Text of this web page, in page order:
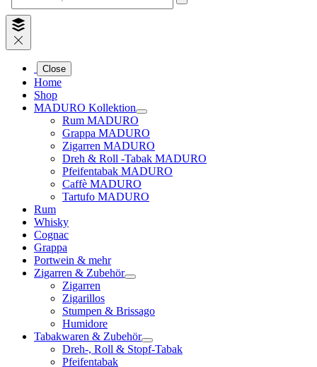
Close
Home
Shop
MADURO Kollektion
Rum MADURO
Grappa MADURO
Zigarren MADURO
Dreh & Roll -Tabak MADURO
Pfeifentabak MADURO
Caffè MADURO
Tartufo MADURO
Rum
Whisky
Cognac
Grappa
Portwein & mehr
Zigarren & Zubehör
Zigarren
Zigarillos
Stumpen & Brissago
Humidore
Tabakwaren & Zubehör
Dreh-, Roll & Stopf-Tabak
Pfeifentabak